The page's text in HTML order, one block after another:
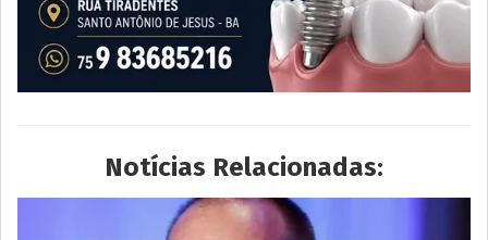
Notícias Relacionadas: